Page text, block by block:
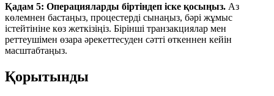
Қадам 5: Операцияларды біртіндеп іске қосыңыз. Аз
көлемнен бастаңыз, процестерді сынаңыз, бәрі жұмыс
істейтініне көз жеткізіңіз. Бірінші транзакциялар мен
реттеушімен өзара әрекеттесуден сәтті өткеннен кейін
масштабтаңыз.
Қорытынды